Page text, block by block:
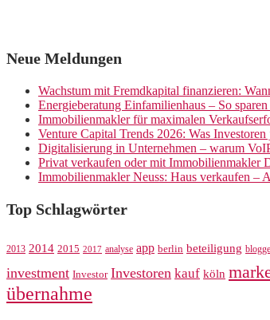
Neue Meldungen
Wachstum mit Fremdkapital finanzieren:
Energieberatung Einfamilienhaus – So
Immobilienmakler für maximalen
Venture Capital Trends 2026: Was
Digitalisierung in Unternehmen – warum
Privat verkaufen oder mit Immobilienmakler
Immobilienmakler Neuss: Haus verkaufen –
Top Schlagwörter
2013 2014 2015 2017 analyse app berlin beteiligung
investment Investor Investoren kauf köln
übernahme